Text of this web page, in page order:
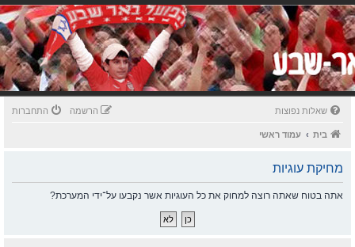
שאלות נפוצות התחברות הרשמה
בית עמוד ראשי
מחיקת עוגיות
אתה בטוח שאתה רוצה למחוק את כל העוגיות אשר נקבעו על־ידי המערכת?